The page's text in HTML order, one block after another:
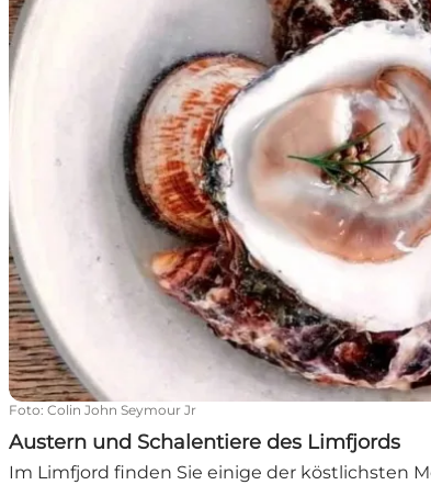
Foto: Colin John Seymour Jr
Austern und Schalentiere des Limfjords
Im Limfjord finden Sie einige der köstlichsten